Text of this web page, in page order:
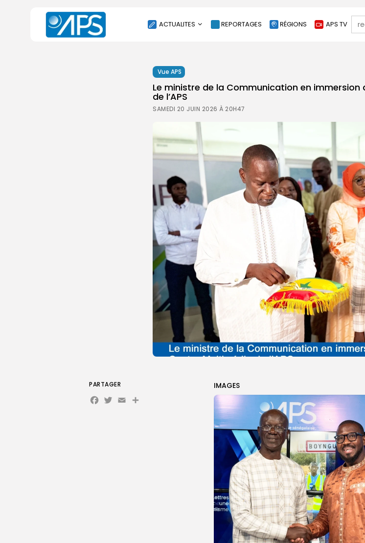
ACTUALITES
SOCIÉTÉ
ÉCONOMIE
CULTURE
ENVIRONNEMENT
INTERNATIONAL
SANTE
REPORTAGES RÉGIONS APS TV for:
Vue APS
Le ministre de la Communication en
de l’APS
SAMEDI 20 JUIN 2026 À 20H47
IMAGES
PARTAGER
Facebook
Twitter
EmailPartager